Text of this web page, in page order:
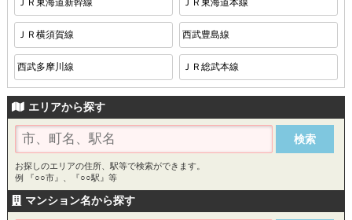
ＪＲ横須賀線 西武豊島線
西武多摩川線 ＪＲ総武本線
エリアから探す
お探しのエリアの住所、駅等で検索ができます。
例 『○○市』、『○○駅』等
マンション名から探す